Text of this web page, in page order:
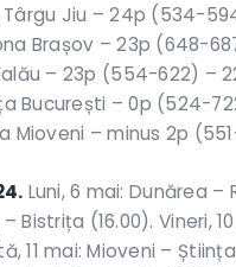
Târgu Jiu – 24p (534-
Brașov – 23p (648-
– 23p (554-622) –
București – 0p (524-
Mioveni – minus 2p
Luni, 6 mai: Dunărea –
Bistrița (16.00). Vineri,
11 mai: Mioveni –